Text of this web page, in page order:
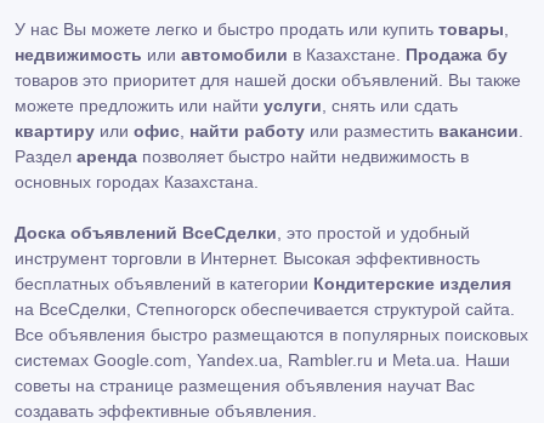
У нас Вы можете легко и быстро продать или купить товары
недвижимость или автомобили в Казахстане. Продажа бу
товаров это приоритет для нашей доски объявлений. Вы также
можете предложить или найти услуги , снять или сдать
квартиру или офис найти работу или разместить вакансии
Раздел аренда позволяет быстро найти недвижимость в
основных городах Казахстана.
Доска объявлений ВсеСделки , это простой и удобный
инструмент торговли в Интернет. Высокая эффективность
бесплатных объявлений в категории Кондитерские изделия
на ВсеСделки, Степногорск обеспечивается структурой сайта.
Все объявления быстро размещаются в популярных поисковых
системах Google.com, Yandex.ua, Rambler.ru и Meta.ua. Наши
советы на странице размещения объявления научат Вас
создавать эффективные объявления.